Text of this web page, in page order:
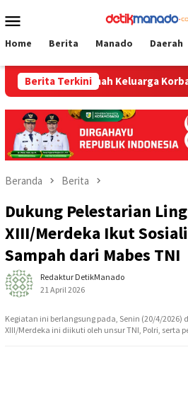
ke
Mobile
Home Berita Manado Daerah
Berita Terkini
Rumah Keluarga Korban
Beranda Berita
Dukung Pelestarian
XIII/Merdeka Ikut
Sampah dari Mabes TNI
Redaktur DetikManado
21 April 2026
Kegiatan ini berlangsung pada, Senin (20/4/2026)
XIII/Merdeka ini diikuti oleh unsur TNI, Polri, serta